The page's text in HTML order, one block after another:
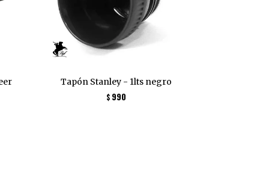
Tapón Stanley - 1lts negro
$ 990